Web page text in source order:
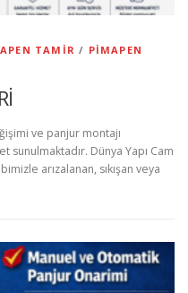
TAMIR / PIMAPEN
ve panjur montajı
sunulmaktadır. Dünya Yapı Cam
arızalanan, sıkışan veya